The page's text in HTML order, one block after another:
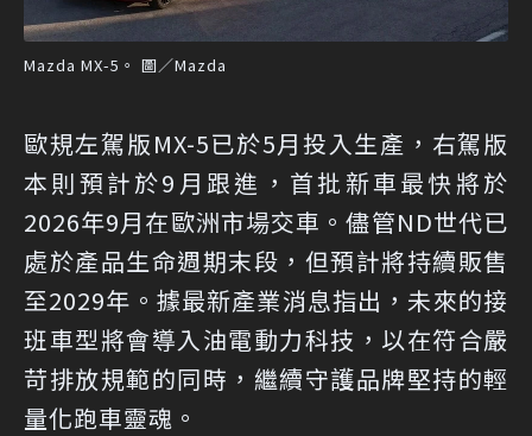
Mazda MX-5。 圖／Mazda
歐規左駕版MX-5已於5月投入生產，右駕版
本則預計於9月跟進，首批新車最快將於
2026年9月在歐洲市場交車。儘管ND世代已
處於產品生命週期末段，但預計將持續販售
至2029年。據最新產業消息指出，未來的接
班車型將會導入油電動力科技，以在符合嚴
苛排放規範的同時，繼續守護品牌堅持的輕
量化跑車靈魂。